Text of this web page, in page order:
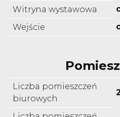
Witryna wystawowa
Wejście
Liczba pomieszczeń
biurowych
2